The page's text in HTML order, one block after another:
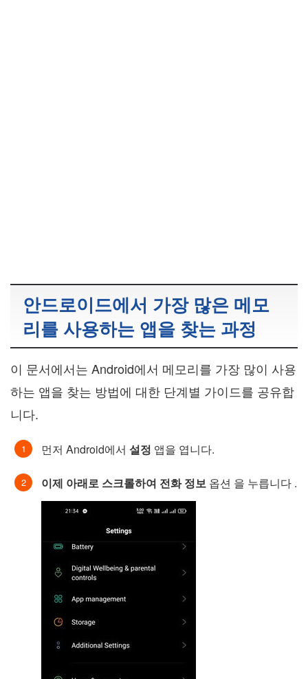
안드로이드에서 가장 많은 메모
리를 사용하는 앱을 찾는 과정
이 문서에서는 Android에서 메모리를 가장 많이 사용
하는 앱을 찾는 방법에 대한 단계별 가이드를 공유합
니다.
먼저 Android에서 설정 앱을 엽니다.
이제 아래로 스크롤하여 전화 정보 옵션 을 누릅니다 .